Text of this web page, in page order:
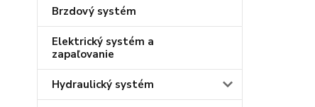
Brzdový systém
Elektrický systém a
zapaľovanie
Hydraulický systém